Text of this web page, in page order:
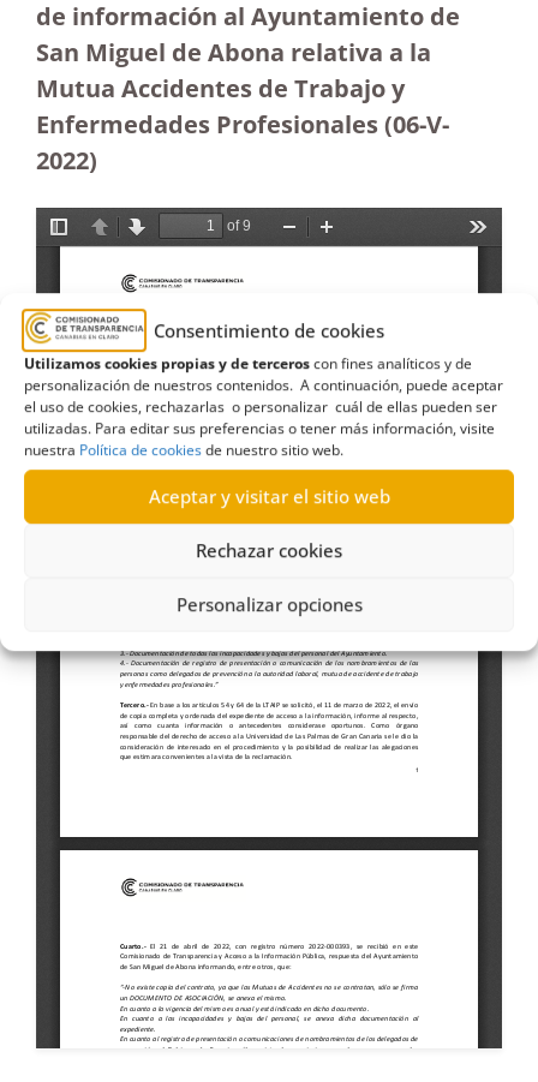
Consentimiento de cookies
Utilizamos cookies propias y de terceroscon fines analíticos y de
personalización de nuestros contenidos. A continuación, puede aceptar
el uso de cookies, rechazarlas o personalizar cuál de ellas pueden ser
utilizadas. Para editar sus preferencias o tener más información, visite
nuestra Política de cookiesde nuestro sitio web.
Aceptar y visitar el sitio web
Rechazar cookies
Personalizar opciones
de información al Ayuntamiento de
San Miguel de Abona relativa a la
Mutua Accidentes de Trabajo y
Enfermedades Profesionales (06-V-
2022)